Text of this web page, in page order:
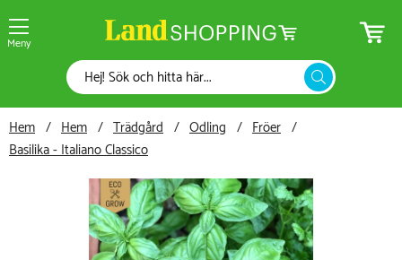
Meny
Hem Hem Trädgård Odling
Fröer
Basilika - Italiano Classico